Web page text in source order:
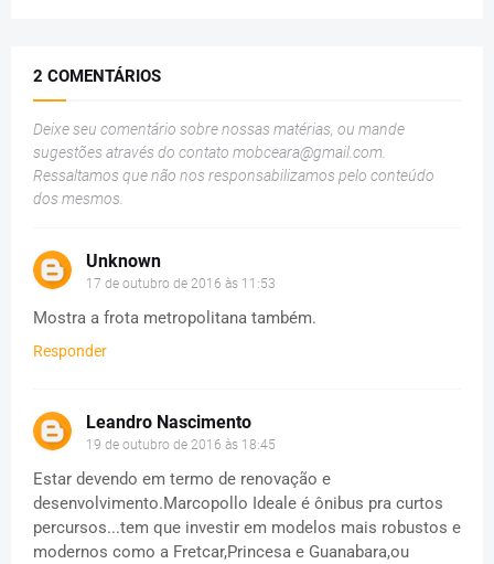
2 COMENTÁRIOS
Deixe seu comentário sobre nossas matérias, ou mande
sugestões através do contato mobceara@gmail.com
Ressaltamos que não nos responsabilizamos pelo conteúdo
dos mesmos.
Unknown
17 de outubro de 2016 às 11:53
Mostra a frota metropolitana também.
Responder
Leandro Nascimento
19 de outubro de 2016 às 18:45
Estar devendo em termo de renovação e
desenvolvimento.Marcopollo Ideale é ônibus pra curtos
percursos...tem que investir em modelos mais robustos e
modernos como a Fretcar,Princesa e Guanabara,ou